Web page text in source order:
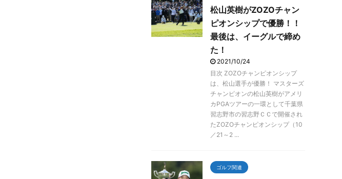
松山英樹がZOZOチャン
ピオンシップで優勝！！
最後は、イーグルで締め
た！
2021/10/24
目次 ZOZOチャンピオンシップ
は、松山選手が優勝！ マスターズ
チャンピオンの松山英樹がアメリ
カPGAツアーの一環として千葉県
習志野市の習志野ＣＣで開催され
たZOZOチャンピオンシップ（10
／21～2 ...
ゴルフ関連